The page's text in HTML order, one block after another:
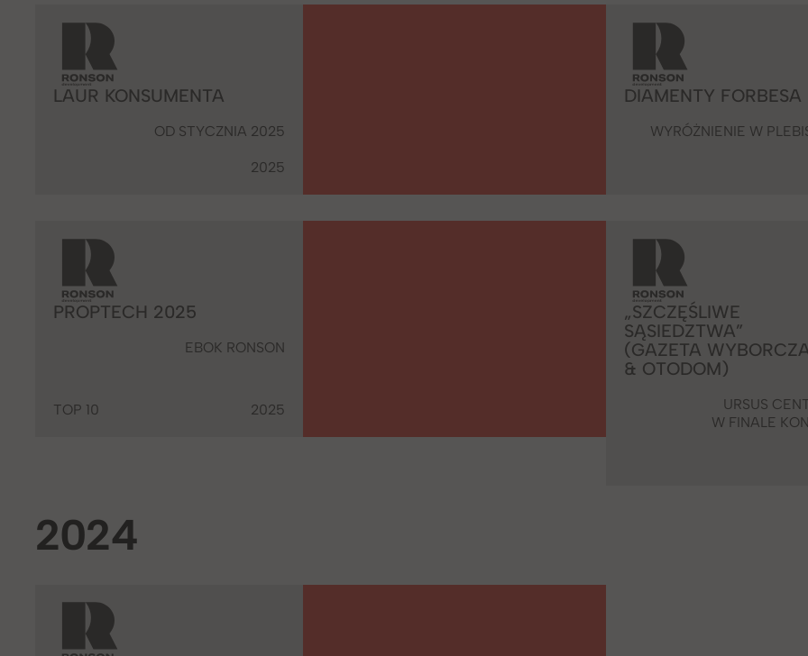
LAUR KONSUMENTA
OD STYCZNIA 2025
2025
DIAMENTY FORBESA
WYRÓŻNIENIE W
PROPTECH 2025
EBOK RONSON
TOP 10 2025
„SZCZĘŚLIWE
SĄSIEDZTWA”
(GAZETA
& OTODOM)
URSUS
W FINALE
2024